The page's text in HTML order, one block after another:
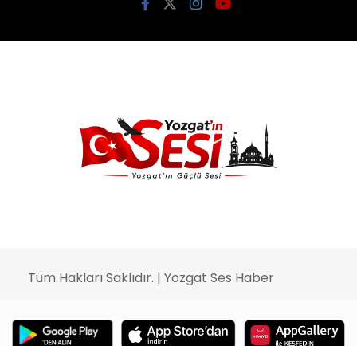
Tüm Hakları Saklıdır. | Yozgat Ses Haber